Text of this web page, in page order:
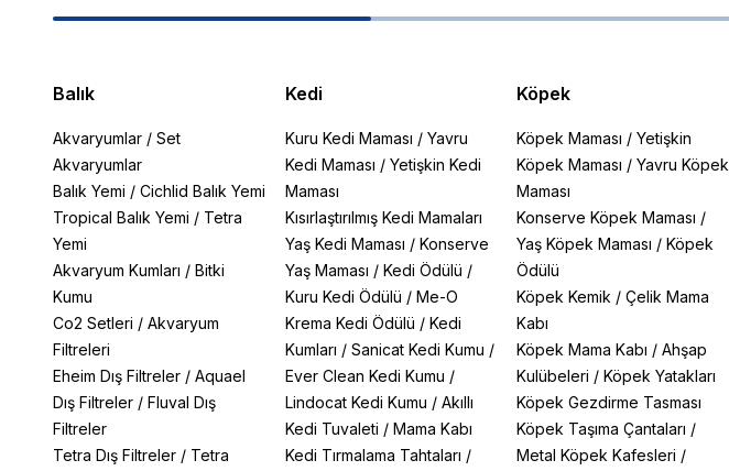
Balık
Akvaryumlar / Set
Akvaryumlar
Balık Yemi / Cichlid Balık Yemi
Tropical Balık Yemi / Tetra
Yemi
Akvaryum Kumları / Bitki
Kumu
Co2 Setleri / Akvaryum
Filtreleri
Eheim Dış Filtreler / Aquael
Dış Filtreler / Fluval Dış
Filtreler
Tetra Dış Filtreler / Tetra
Kedi
Kuru Kedi Maması / Yavru
Kedi Maması / Yetişkin Kedi
Maması
Kısırlaştırılmış Kedi Mamaları
Yaş Kedi Maması / Konserve
Yaş Maması / Kedi Ödülü /
Kuru Kedi Ödülü / Me-O
Krema Kedi Ödülü / Kedi
Kumları / Sanicat Kedi Kumu /
Ever Clean Kedi Kumu /
Lindocat Kedi Kumu / Akıllı
Kedi Tuvaleti / Mama Kabı
Kedi Tırmalama Tahtaları /
Köpek
Köpek Maması /Yetişkin
Köpek Maması /Yavru Köpek
Maması
Konserve Köpek Maması /
Yaş Köpek Maması /Köpek
Ödülü
Köpek Kemik /Çelik Mama
Kabı
Köpek Mama Kabı /Ahşap
Kulübeleri /Köpek Yatakları
Köpek Gezdirme Tasması
Köpek Taşıma Çantaları /
Metal Köpek Kafesleri /